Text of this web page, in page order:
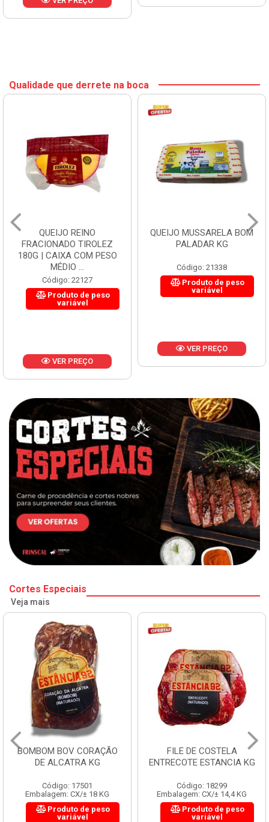
Qualidade que derrete na boca
QUEIJO REINO
FRACIONADO TIROLEZ
180G | CAIXA COM PESO
MÉDIO ...
Código: 22127
Produto de peso
variável
VER PREÇO
QUEIJO MUSSARELA BOM
PALADAR KG
Código: 21338
Produto de peso
variável
VER PREÇO
Cortes Especiais
Veja mais
BOMBOM BOV CORAÇÃO
DE ALCATRA KG
Código: 17501
Embalagem: CX/± 18 KG
Produto de peso
variável
FILE DE COSTELA
ENTRECOTE ESTANCIA KG
Código: 18299
Embalagem: CX/± 14,4 KG
Produto de peso
variável